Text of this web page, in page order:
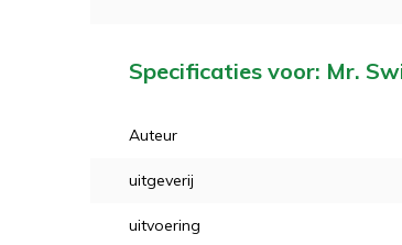
Specificaties voor: Mr.
Auteur
uitgeverij
uitvoering